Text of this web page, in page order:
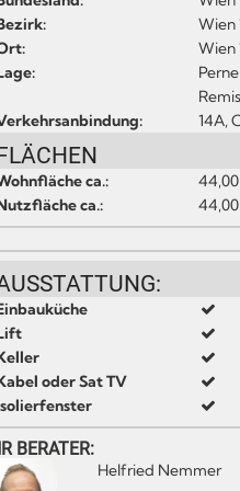
Wien
Wien
14A,
ca.:
44,00
ca.:
44,00
oder Sat TV
BERATER:
Helfried Nemmer